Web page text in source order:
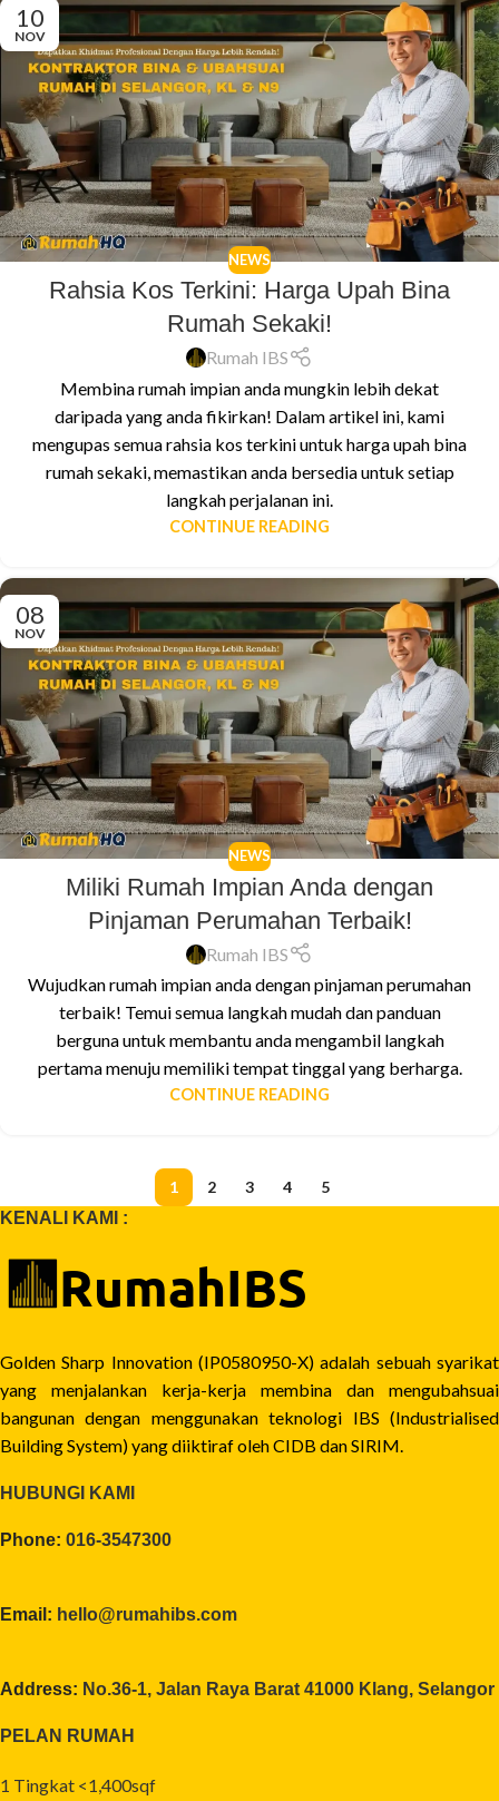
10
NOV
NEWS
Rahsia Kos Terkini: Harga Upah Bina
Rumah Sekaki!
Rumah IBS
Membina rumah impian anda mungkin lebih dekat
daripada yang anda fikirkan! Dalam artikel ini, kami
mengupas semua rahsia kos terkini untuk harga upah bina
rumah sekaki, memastikan anda bersedia untuk setiap
langkah perjalanan ini.
CONTINUE READING
08
NOV
NEWS
Miliki Rumah Impian Anda dengan
Pinjaman Perumahan Terbaik!
Rumah IBS
Wujudkan rumah impian anda dengan pinjaman perumahan
terbaik! Temui semua langkah mudah dan panduan
berguna untuk membantu anda mengambil langkah
pertama menuju memiliki tempat tinggal yang berharga.
CONTINUE READING
1 2 3 4
5
KENALI KAMI :
Golden Sharp Innovation (IP0580950-X) adalah sebuah syarikat
yang menjalankan kerja-kerja membina dan mengubahsuai
bangunan dengan menggunakan teknologi IBS (Industrialised
Building System) yang diiktiraf oleh CIDB dan SIRIM.
HUBUNGI KAMI
Phone: 016-3547300
Email: hello@rumahibs.com
Address: No.36-1, Jalan Raya Barat 41000 Klang, Selangor
PELAN RUMAH
1 Tingkat <1,400sqf